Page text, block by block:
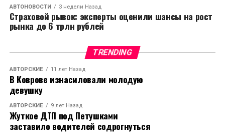
АВТОНОВОСТИ 3 недели Назад
Страховой рывок: эксперты оценили шансы на рост
рынка до 6 трлн рублей
TRENDING
АВТОРСКИЕ 11 лет Назад
В Коврове изнасиловали молодую
девушку
АВТОРСКИЕ 9 лет Назад
Жуткое ДТП под Петушками
заставило водителей содрогнуться